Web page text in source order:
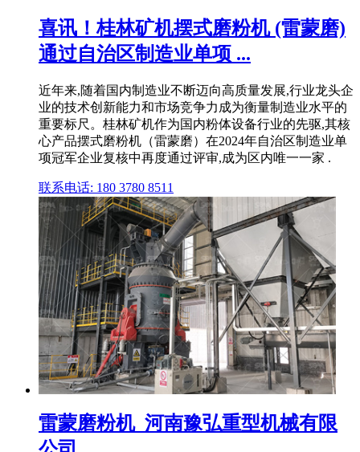
喜讯！桂林矿机摆式磨粉机 (雷蒙磨)
通过自治区制造业单项 ...
近年来,随着国内制造业不断迈向高质量发展,行业龙头企
业的技术创新能力和市场竞争力成为衡量制造业水平的
重要标尺。桂林矿机作为国内粉体设备行业的先驱,其核
心产品摆式磨粉机（雷蒙磨）在2024年自治区制造业单
项冠军企业复核中再度通过评审,成为区内唯一一家 .
联系电话: 180 3780 8511
雷蒙磨粉机_河南豫弘重型机械有限